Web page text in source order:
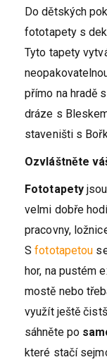
Do dětských
fototapety s
Tyto tapety
přímo na hradě
dráze s
staveništi s
Ozvláštněte
Fototapety
velmi dobře
pracovny,
Sfototapetou
hor, na pustém
mostě nebo
využít ještě
sáhněte po
které stačí